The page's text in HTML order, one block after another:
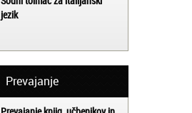
jezik
Prevajanje